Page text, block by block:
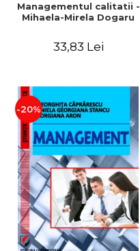
Managementul calitatii -
Mihaela-Mirela Dogaru
33,83 Lei
-20%